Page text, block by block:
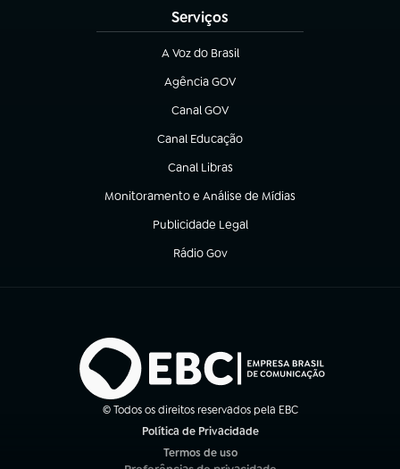
Serviços
A Voz do Brasil
(abre em nova aba)
Agência GOV
(abre em nova aba)
Canal GOV
(abre em nova aba)
Canal Educação
(abre em nova aba)
Canal Libras
(abre em nova aba)
Monitoramento e Análise de Mídias
(abre em nova aba)
Publicidade Legal
(abre em nova aba)
Rádio Gov
(abre em nova aba)
© Todos os direitos reservados pela EBC
Política de Privacidade
Termos de uso
(abre em nova aba)